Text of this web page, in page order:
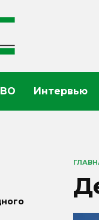
Интервью